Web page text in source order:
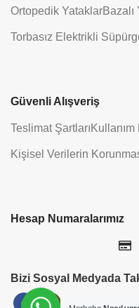
Ortopedik YataklarBazalı
Torbasız Elektrikli
Güvenli Alışveriş
Teslimat ŞartlarıKullanım
Kişisel Verilerin
Hesap Numaralarımız
Bizi Sosyal Medyada